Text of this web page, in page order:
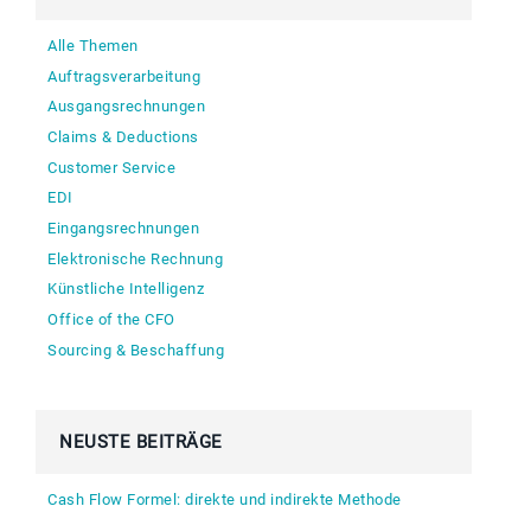
Alle Themen
Auftragsverarbeitung
Ausgangsrechnungen
Claims & Deductions
Customer Service
EDI
Eingangsrechnungen
Elektronische Rechnung
Künstliche Intelligenz
Office of the CFO
Sourcing & Beschaffung
NEUSTE BEITRÄGE
Cash Flow Formel: direkte und indirekte Methode